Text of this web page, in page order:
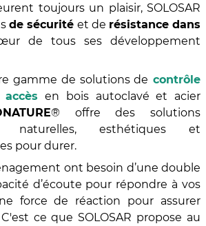
toujours un plaisir, SOLOSAR
de sécurité et de résistance dans
de tous ses développement
gamme de solutions de contrôle
en bois autoclavé et acier
® offre des solutions
naturelles, esthétiques et
pour durer.
ont besoin d’une double
d’écoute pour répondre à vos
force de réaction pour assurer
ce que SOLOSAR propose au